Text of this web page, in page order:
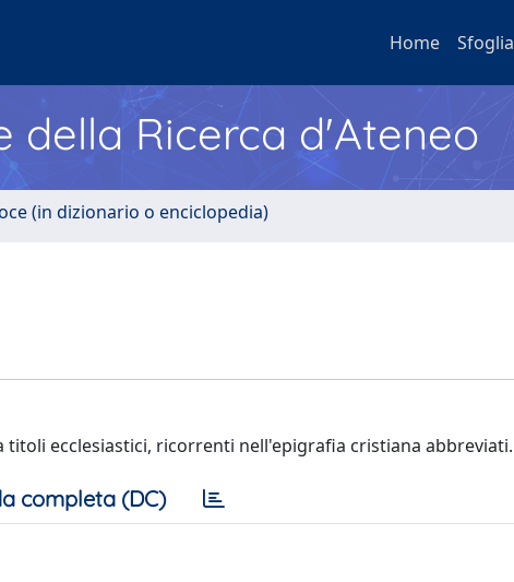
Home Sfoglia
della Ricerca d'Ateneo
(in dizionario o enciclopedia)
ecclesiastici, ricorrenti nell'epigrafia cristiana abbreviati.
completa (DC)